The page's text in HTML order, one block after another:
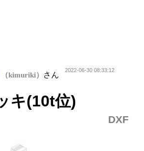
（kimuriki） さん
2022-06-30 08:33:12
キ(10t位)
DXF